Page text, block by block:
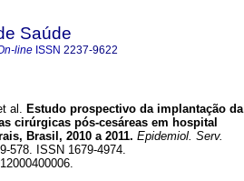
Saúde
line ISSN 2237-9622
al. Estudo prospectivo da implantação da
cirúrgicas pós-cesáreas em hospital
Brasil, 2010 a 2011. Epidemiol. Serv.
578. ISSN 1679-4974.